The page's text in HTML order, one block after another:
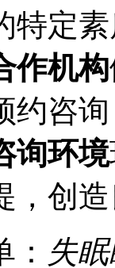
特定
作机构
约咨询
询环境
，创
失